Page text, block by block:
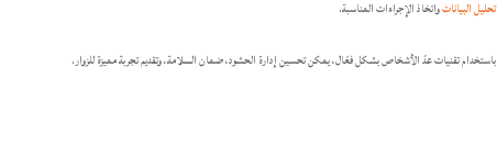
تحليل البياناتواتخاذ الإجراءات المناسبة.​
باستخدام تقنيات عدّ الأشخاص بشكل فعّال، يمكن تحسين إدارة الحشود، ضمان السلامة، وتقديم تجربة مميزة للزوار.​